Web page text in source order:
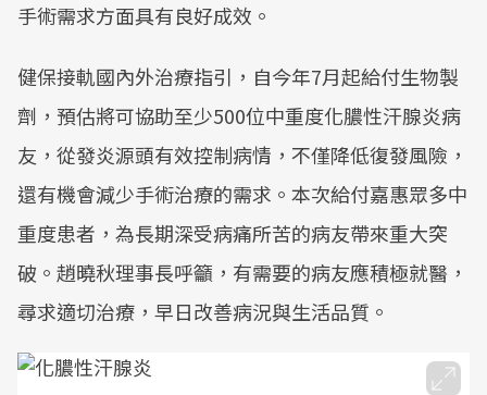
手術需求方面具有良好成效。
健保接軌國內外治療指引，自今年7月起給付生物製
劑，預估將可協助至少500位中重度化膿性汗腺炎病
友，從發炎源頭有效控制病情，不僅降低復發風險，
還有機會減少手術治療的需求。本次給付嘉惠眾多中
重度患者，為長期深受病痛所苦的病友帶來重大突
破。趙曉秋理事長呼籲，有需要的病友應積極就醫，
尋求適切治療，早日改善病況與生活品質。